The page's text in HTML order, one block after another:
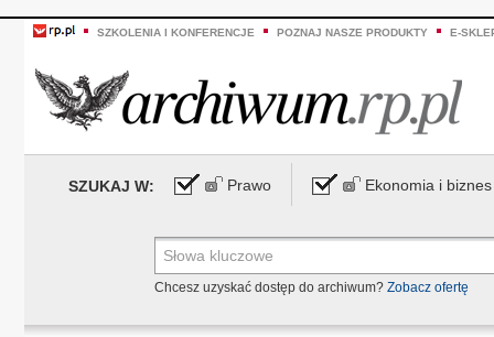
SZKOLENIA I KONFERENCJE POZNAJ NASZE PRODUKTY E-
SZUKAJ W: Prawo Ekonomia i biznes
Chcesz uzyskać dostęp do archiwum? Zobacz ofertę